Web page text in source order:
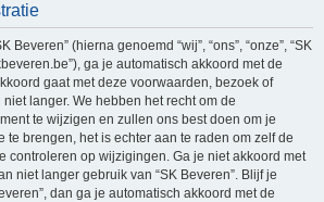
Beveren” (hierna genoemd “wij”, “ons”, “onze”, “SK
ga je automatisch akkoord met de
gaat met deze voorwaarden, bezoek of
niet langer. We hebben het recht om de
te wijzigen en zullen ons best doen om je
te brengen, het is echter aan te raden om zelf de
controleren op wijzigingen. Ga je niet akkoord met
niet langer gebruik van “SK Beveren”. Blijf je
dan ga je automatisch akkoord met de